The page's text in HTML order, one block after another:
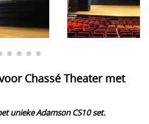
Chassé Theater met
unieke Adamson CS10 set.